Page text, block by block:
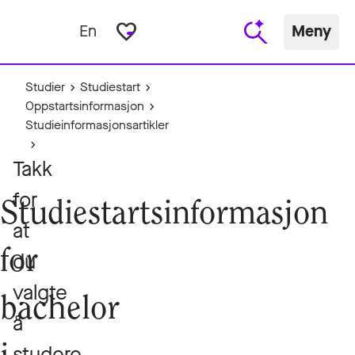
En favorite_border Meny
Studier
Studiestart
Oppstartsinformasjon
Studieinformasjonsartikler
Studiestartsinformasjon
for
bachelor
Takk
for
at
du
valgte
å